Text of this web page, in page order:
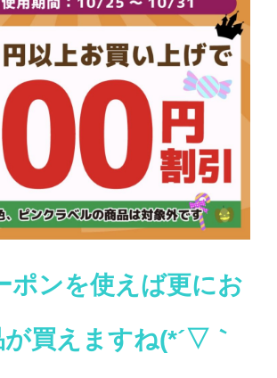
ポンを使えば更にお
買えますね(*´▽｀